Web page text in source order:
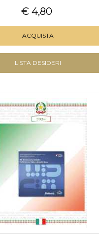
€ 4,80
ACQUISTA
LISTA DESIDERI